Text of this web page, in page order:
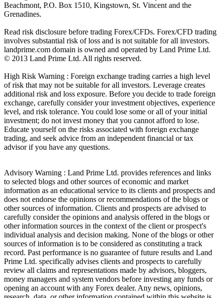
Beachmont, P.O. Box 1510, Kingstown, St. Vincent and the
Grenadines.
Read risk disclosure before trading Forex/CFDs. Forex/CFD trading
involves substantial risk of loss and is not suitable for all investors.
landprime.com domain is owned and operated by Land Prime Ltd.
© 2013 Land Prime Ltd. All rights reserved.
High Risk Warning : Foreign exchange trading carries a high level
of risk that may not be suitable for all investors. Leverage creates
additional risk and loss exposure. Before you decide to trade foreign
exchange, carefully consider your investment objectives, experience
level, and risk tolerance. You could lose some or all of your initial
investment; do not invest money that you cannot afford to lose.
Educate yourself on the risks associated with foreign exchange
trading, and seek advice from an independent financial or tax
advisor if you have any questions.
Advisory Warning : Land Prime Ltd. provides references and links
to selected blogs and other sources of economic and market
information as an educational service to its clients and prospects and
does not endorse the opinions or recommendations of the blogs or
other sources of information. Clients and prospects are advised to
carefully consider the opinions and analysis offered in the blogs or
other information sources in the context of the client or prospect's
individual analysis and decision making. None of the blogs or other
sources of information is to be considered as constituting a track
record. Past performance is no guarantee of future results and Land
Prime Ltd. specifically advises clients and prospects to carefully
review all claims and representations made by advisors, bloggers,
money managers and system vendors before investing any funds or
opening an account with any Forex dealer. Any news, opinions,